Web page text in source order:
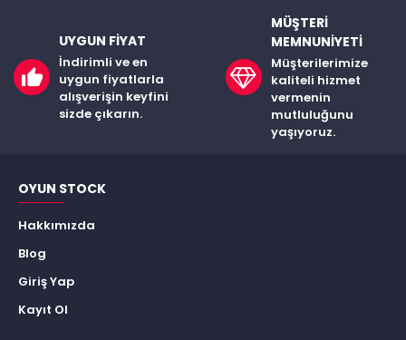
UYGUN FIYAT
İndirimli ve en
uygun fiyatlarla
alışverişin keyfini
sizde çıkarın.
MÜŞTERI
MEMNUNIYETI
Müşterilerimize
kaliteli hizmet
vermenin
mutluluğunu
yaşıyoruz.
OYUN STOCK
Hakkımızda
Blog
Giriş Yap
Kayıt Ol